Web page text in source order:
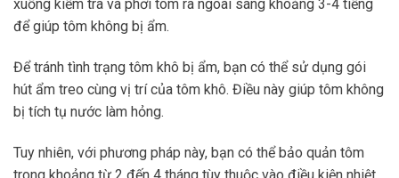
xuống kiểm tra và phơi tôm ra ngoài sáng khoảng 3-4 tiếng
để giúp tôm không bị ẩm.
Để tránh tình trạng tôm khô bị ẩm, bạn có thể sử dụng gói
hút ẩm treo cùng vị trí của tôm khô. Điều này giúp tôm không
bị tích tụ nước làm hỏng.
Tuy nhiên, với phương pháp này, bạn có thể bảo quản tôm